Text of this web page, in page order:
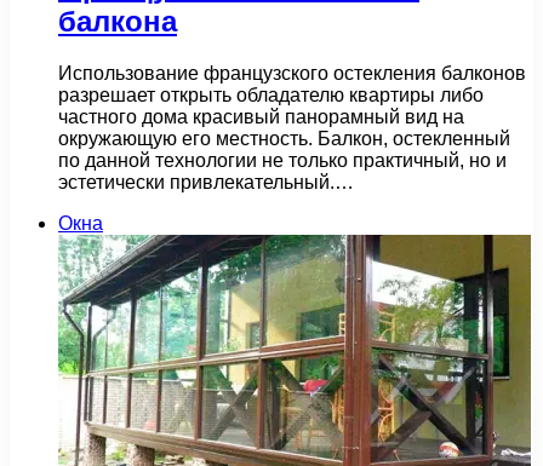
балкона
Использование французского остекления балконов
разрешает открыть обладателю квартиры либо
частного дома красивый панорамный вид на
окружающую его местность. Балкон, остекленный
по данной технологии не только практичный, но и
эстетически привлекательный.…
Окна